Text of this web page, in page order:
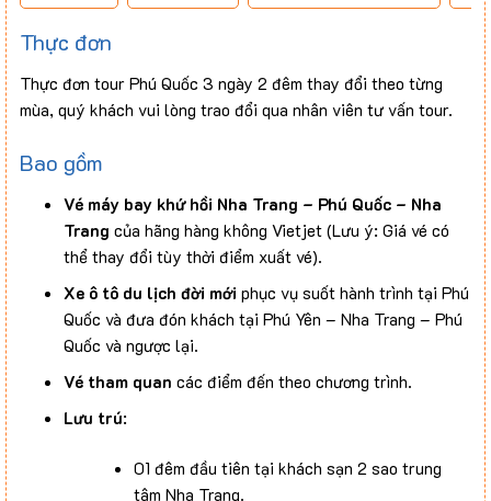
Thực đơn
Thực đơn tour Phú Quốc 3 ngày 2 đêm thay đổi theo từng
mùa, quý khách vui lòng trao đổi qua nhân viên tư vấn tour.
Bao gồm
Vé máy bay khứ hồi Nha Trang – Phú Quốc – Nha
Trang của hãng hàng không Vietjet (Lưu ý: Giá vé có
thể thay đổi tùy thời điểm xuất vé).
Xe ô tô du lịch đời mới phục vụ suốt hành trình tại Phú
Quốc và đưa đón khách tại Phú Yên – Nha Trang – Phú
Quốc và ngược lại.
Vé tham quan các điểm đến theo chương trình.
Lưu trú:
01 đêm đầu tiên tại khách sạn 2 sao trung
tâm Nha Trang.